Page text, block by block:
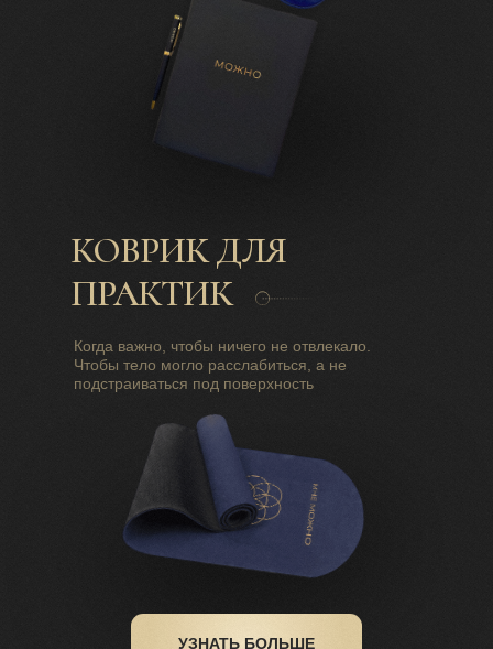
КОВРИК ДЛЯ
ПРАКТИК
Когда важно, чтобы ничего не отвлекало.
Чтобы тело могло расслабиться, а не
подстраиваться под поверхность
УЗНАТЬ БОЛЬШЕ